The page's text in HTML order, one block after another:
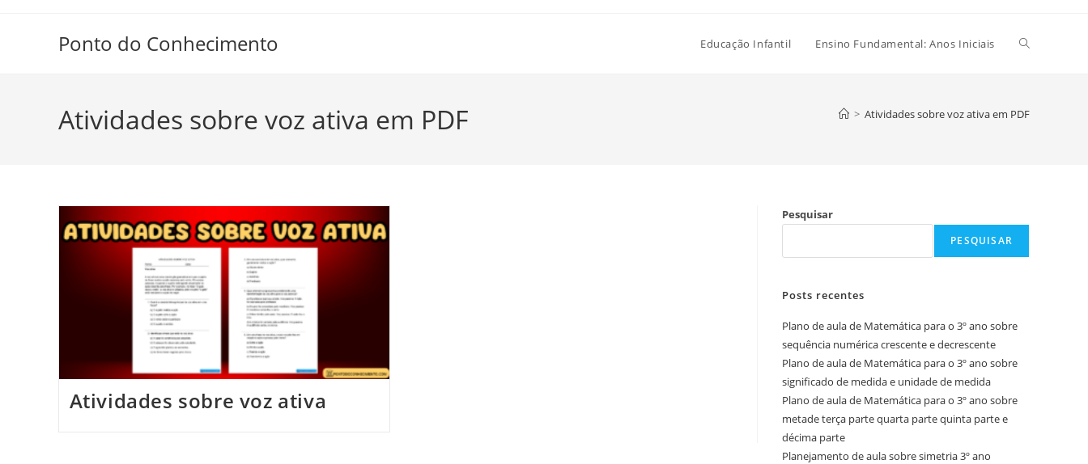
Ponto do Conhecimento Educação Infantil Ensino Fundamental: Anos Iniciais Alternar
site
Atividades sobre voz ativa em PDF > Atividades sobre voz ativa em PDF
Atividades sobre voz ativa
Pesquisar
PESQUISAR
Posts recentes
Plano de aula de Matemática para o 3º ano sobre
sequência numérica crescente e decrescente
Plano de aula de Matemática para o 3º ano sobre
significado de medida e unidade de medida
Plano de aula de Matemática para o 3º ano sobre
metade terça parte quarta parte quinta parte e
décima parte
Planejamento de aula sobre simetria 3º ano